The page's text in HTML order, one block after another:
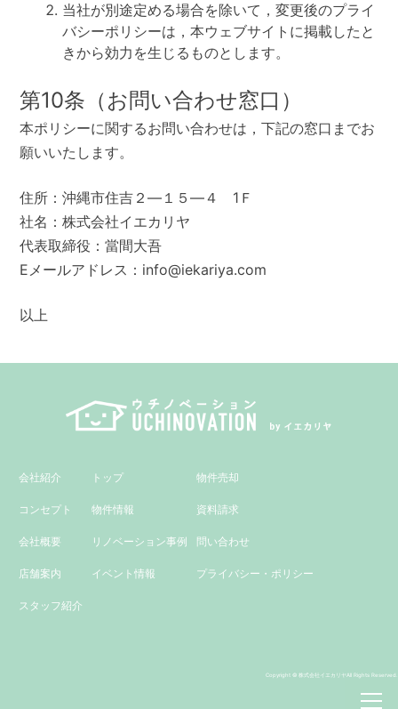
当社が別途定める場合を除いて，変更後のプライ
バシーポリシーは，本ウェブサイトに掲載したと
きから効力を生じるものとします。
第10条（お問い合わせ窓口）
本ポリシーに関するお問い合わせは，下記の窓口までお
願いいたします。
住所：沖縄市住吉２―１５―４ 1Ｆ
社名：株式会社イエカリヤ
代表取締役：當間大吾
Eメールアドレス：info@iekariya.com
以上
会社紹介
コンセプト
会社概要
店舗案内
スタッフ紹介
トップ
物件情報
リノベーション事例
イベント情報
物件売却
資料請求
問い合わせ
プライバシー・ポリシー
Copyright © 株式会社イエカリヤAll Rights Reserved.